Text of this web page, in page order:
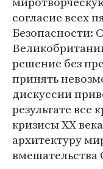
согласие всех
решение без
принять
дискуссии
результате
кризисы XX
архитектуру